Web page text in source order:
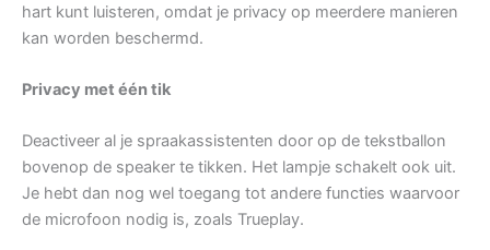
hart kunt luisteren, omdat je privacy op meerdere manieren
kan worden beschermd.
Privacy met één tik
Deactiveer al je spraakassistenten door op de tekstballon
bovenop de speaker te tikken. Het lampje schakelt ook uit.
Je hebt dan nog wel toegang tot andere functies waarvoor
de microfoon nodig is, zoals Trueplay.